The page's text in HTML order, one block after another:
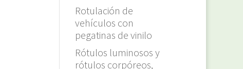
Rotulación de
vehículos con
pegatinas de vinilo
Rótulos luminosos y
rótulos corpóreos,